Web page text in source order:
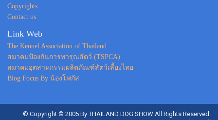
Copyrights
Contact us
Link Web
The Kennel Association of Thailand
สมาคมป้องกันการทารุณสัตว์ (TSPCA)
สมาคมอุตสาหกรรมผลิตภัณฑ์สัตว์เลี้ยงไทย
Blog Focus By น้องโฟกัส
© Copyright © 2005 By THAILAND DOG SHOW All Rights Reserved.